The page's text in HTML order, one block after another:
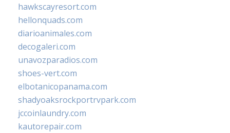
hawkscayresort.com
hellonquads.com
diarioanimales.com
decogaleri.com
unavozparadios.com
shoes-vert.com
elbotanicopanama.com
shadyoaksrockportrvpark.com
jccoinlaundry.com
kautorepair.com